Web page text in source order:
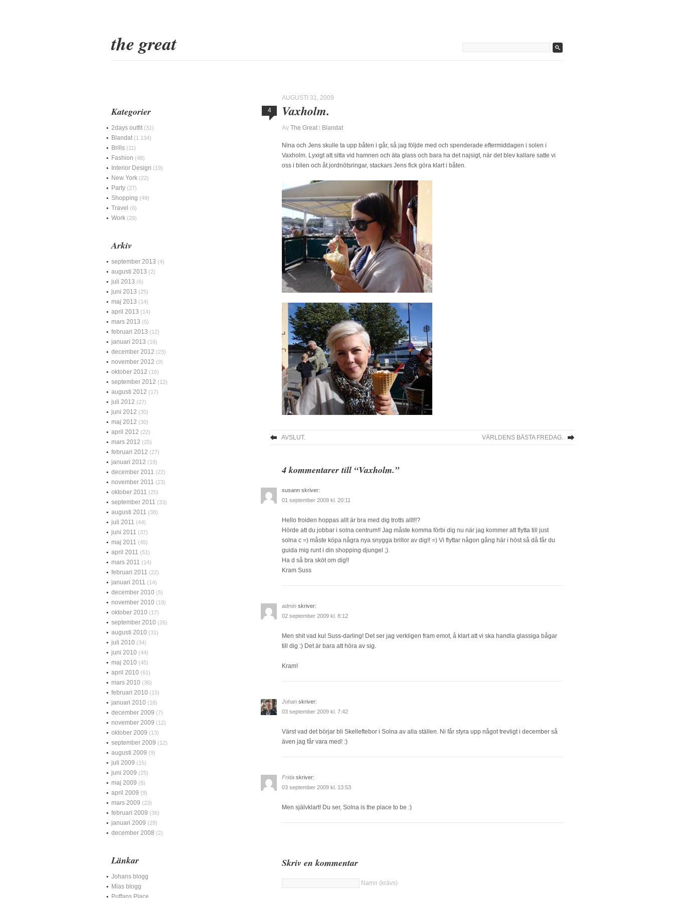
the great
AUGUSTI 31, 2009
4
Vaxholm.
Av The Great i Blandat
Nina och Jens skulle ta upp båten i går, så jag följde med och spenderade eftermiddagen i solen i
Vaxholm. Lyxigt att sitta vid hamnen och äta glass och bara ha det najsigt, när det blev kallare satte vi
oss i bilen och åt jordnötsringar, stackars Jens fick göra klart i båten.
AVSLUT. VÄRLDENS BÄSTA FREDAG.
4 kommentarer till “Vaxholm.”
susann skriver:
01 september 2009 kl. 20:11
Hello froiden hoppas allt är bra med dig trotts allt!!?
Hörde att du jobbar i solna centrum!! Jag måste komma förbi dig nu när jag kommer att flytta till just
solna c =) måste köpa några nya snygga brillor av dig!! =) Vi flyttar någon gång här i höst så då får du
guida mig runt i din shopping djungel ;).
Ha d så bra sköt om dig!!
Kram Suss
admin skriver:
02 september 2009 kl. 8:12
Men shit vad kul Suss-darling! Det ser jag verkligen fram emot, å klart att vi ska handla glassiga bågar
till dig :) Det är bara att höra av sig.
Kram!
Johan skriver:
03 september 2009 kl. 7:42
Värst vad det börjar bli Skelleftebor i Solna av alla ställen. Ni får styra upp något trevligt i december så
även jag får vara med! :)
Frida skriver:
03 september 2009 kl. 13:53
Men självklart! Du ser, Solna is the place to be :)
Skriv en kommentar
Namn (krävs)
Kategorier
2days outfit (31)
Blandat (1 134)
Brills (11)
Fashion (48)
Interior Design (19)
New York (22)
Party (27)
Shopping (49)
Travel (6)
Work (29)
Arkiv
september 2013 (4)
augusti 2013 (2)
juli 2013 (6)
juni 2013 (25)
maj 2013 (14)
april 2013 (14)
mars 2013 (5)
februari 2013 (12)
januari 2013 (16)
december 2012 (23)
november 2012 (9)
oktober 2012 (16)
september 2012 (12)
augusti 2012 (17)
juli 2012 (27)
juni 2012 (30)
maj 2012 (30)
april 2012 (22)
mars 2012 (25)
februari 2012 (27)
januari 2012 (19)
december 2011 (22)
november 2011 (23)
oktober 2011 (25)
september 2011 (33)
augusti 2011 (38)
juli 2011 (44)
juni 2011 (37)
maj 2011 (45)
april 2011 (51)
mars 2011 (14)
februari 2011 (22)
januari 2011 (14)
december 2010 (5)
november 2010 (19)
oktober 2010 (17)
september 2010 (26)
augusti 2010 (31)
juli 2010 (34)
juni 2010 (44)
maj 2010 (45)
april 2010 (61)
mars 2010 (36)
februari 2010 (15)
januari 2010 (18)
december 2009 (7)
november 2009 (12)
oktober 2009 (13)
september 2009 (12)
augusti 2009 (9)
juli 2009 (15)
juni 2009 (25)
maj 2009 (8)
april 2009 (9)
mars 2009 (23)
februari 2009 (36)
januari 2009 (29)
december 2008 (2)
Länkar
Johans blogg
Mias blogg
Puffans Place